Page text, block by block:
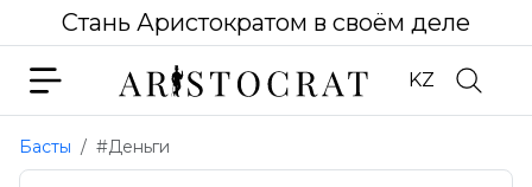
Стань Аристократом в своём деле
KZ
Басты #Деньги